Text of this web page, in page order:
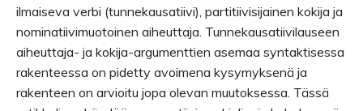
ilmaiseva verbi (tunnekausatiivi), partitiivisijainen kokija ja
nominatiivimuotoinen aiheuttaja. Tunnekausatiivilauseen
aiheuttaja- ja kokija-argumenttien asemaa syntaktisessa
rakenteessa on pidetty avoimena kysymyksenä ja
rakenteen on arvioitu jopa olevan muutoksessa. Tässä